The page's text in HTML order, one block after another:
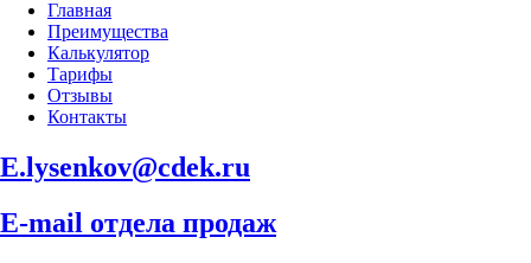
Главная
Преимущества
Калькулятор
Тарифы
Отзывы
Контакты
E.lysenkov@cdek.ru
E-mail отдела продаж